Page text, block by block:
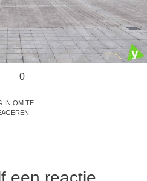
0
in om te